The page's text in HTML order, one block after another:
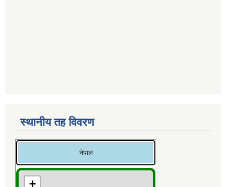
स्थानीय तह विवरण